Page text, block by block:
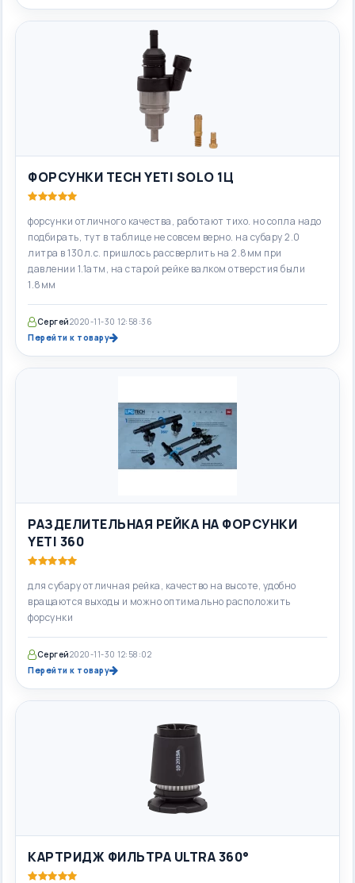
ФОРСУНКИ TECH YETI SOLO 1Ц
форсунки отличного качества, работают тихо. но сопла надо
подбирать, тут в таблице не совсем верно. на субару 2.0
литра в 130л.с. пришлось рассверлить на 2.8мм при
давлении 1.1атм, на старой рейке валком отверстия были
1.8мм
Сергей2020-11-30 12:58:36
Перейти к товару
РАЗДЕЛИТЕЛЬНАЯ РЕЙКА НА ФОРСУНКИ
YETI 360
для субару отличная рейка, качество на высоте, удобно
вращаются выходы и можно оптимально расположить
форсунки
Сергей2020-11-30 12:58:02
Перейти к товару
КАРТРИДЖ ФИЛЬТРА ULTRA 360°